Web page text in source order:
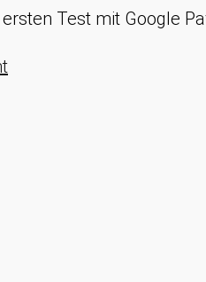
Test mit Google